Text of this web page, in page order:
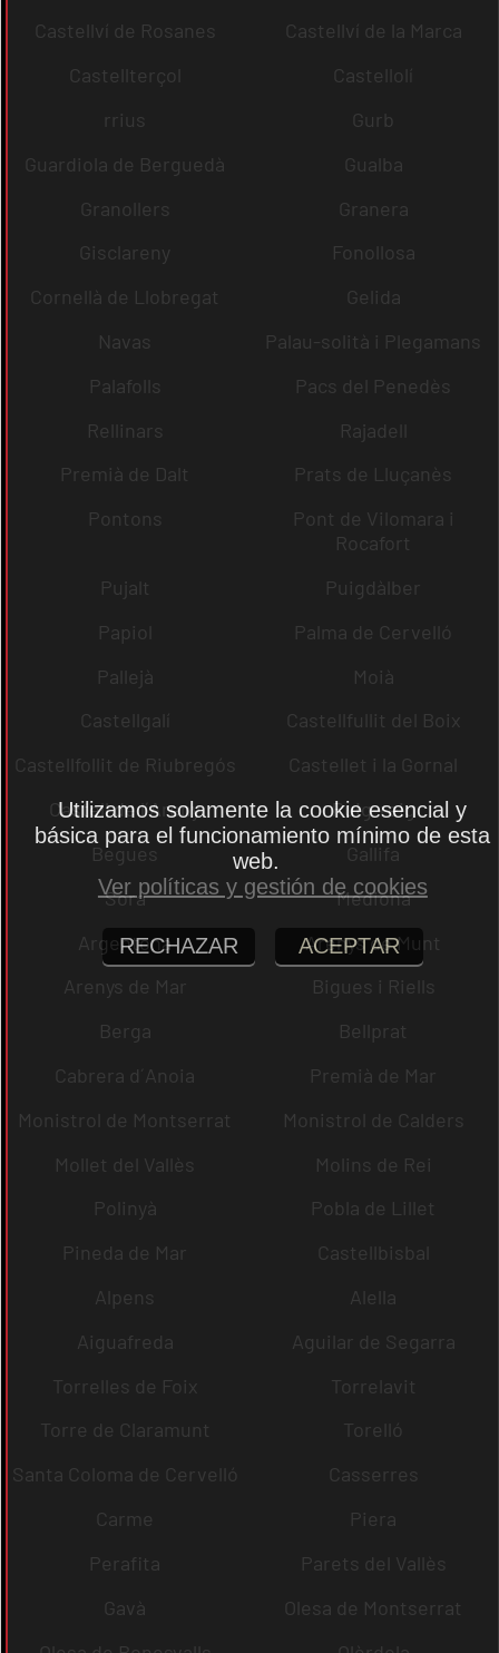
Castellví de Rosanes
Castellví de la Marca
Castellterçol
Castellolí
rrius
Gurb
Guardiola de Berguedà
Gualba
Granollers
Granera
Gisclareny
Fonollosa
Cornellà de Llobregat
Gelida
Navas
Palau-solità i Plegamans
Palafolls
Pacs del Penedès
Rellinars
Rajadell
Premià de Dalt
Prats de Lluçanès
Pontons
Pont de Vilomara i
Rocafort
Pujalt
Puigdàlber
Papiol
Palma de Cervelló
Pallejà
Moià
Castellgalí
Castellfullit del Boix
Castellfollit de Riubregós
Castellet i la Gornal
Castell de l´Areny
Puig-reig
Begues
Gallifa
Sora
Mediona
Argentona
Arenys de Munt
Arenys de Mar
Bigues i Riells
Berga
Bellprat
Cabrera d´Anoia
Premià de Mar
Monistrol de Montserrat
Monistrol de Calders
Mollet del Vallès
Molins de Rei
Polinyà
Pobla de Lillet
Pineda de Mar
Castellbisbal
Alpens
Alella
Aiguafreda
Aguilar de Segarra
Torrelles de Foix
Torrelavit
Torre de Claramunt
Torelló
Santa Coloma de Cervelló
Casserres
Carme
Piera
Perafita
Parets del Vallès
Gavà
Olesa de Montserrat
Utilizamos solamente la cookie esencial y
básica para el funcionamiento mínimo de esta
web.
Ver políticas y gestión de cookies
RECHAZAR ACEPTAR